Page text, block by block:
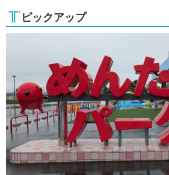
ピックアップ